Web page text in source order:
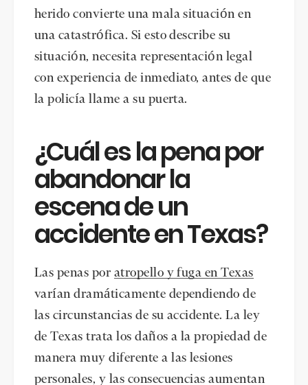
herido convierte una mala situación en
una catastrófica. Si esto describe su
situación, necesita representación legal
con experiencia de inmediato, antes de que
la policía llame a su puerta.
¿Cuál es la pena por
abandonar la
escena de un
accidente en Texas?
Las penas por atropello y fuga en Texas
varían dramáticamente dependiendo de
las circunstancias de su accidente. La ley
de Texas trata los daños a la propiedad de
manera muy diferente a las lesiones
personales, y las consecuencias aumentan